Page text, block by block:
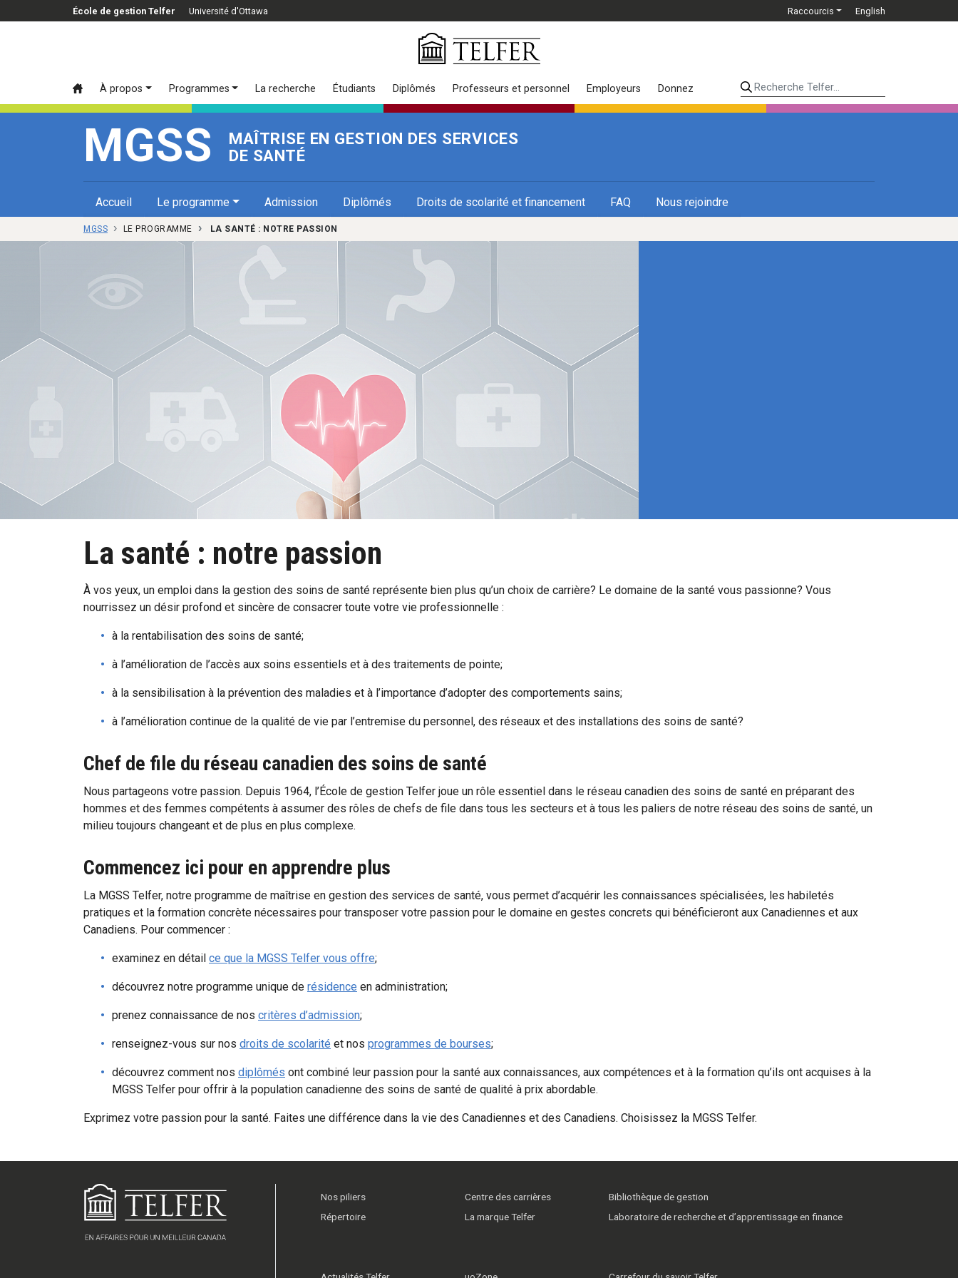
Passer au contenu principal
École de gestion Telfer Université d'Ottawa Raccourcis English
À propos Programmes La recherche Étudiants Diplômés Professeurs et personnel Employeurs DonnezRecherche Telfer...
MGSS
MAÎTRISE EN GESTION DES SERVICES
DE SANTÉ
Accueil Le programme Admission Diplômés Droits de scolarité et financement FAQ Nous rejoindre
MGSS LE PROGRAMME LA SANTÉ : NOTRE PASSION
La santé : notre passion
À vos yeux, un emploi dans la gestion des soins de santé représente bien plus qu’un choix de carrière? Le domaine de la santé vous passionne? Vous
nourrissez un désir profond et sincère de consacrer toute votre vie professionnelle :
à la rentabilisation des soins de santé;
à l’amélioration de l’accès aux soins essentiels et à des traitements de pointe;
à la sensibilisation à la prévention des maladies et à l’importance d’adopter des comportements sains;
à l’amélioration continue de la qualité de vie par l’entremise du personnel, des réseaux et des installations des soins de santé?
Chef de file du réseau canadien des soins de santé
Nous partageons votre passion. Depuis 1964, l’École de gestion Telfer joue un rôle essentiel dans le réseau canadien des soins de santé en préparant des
hommes et des femmes compétents à assumer des rôles de chefs de file dans tous les secteurs et à tous les paliers de notre réseau des soins de santé, un
milieu toujours changeant et de plus en plus complexe.
Commencez ici pour en apprendre plus
La MGSS Telfer, notre programme de maîtrise en gestion des services de santé, vous permet d’acquérir les connaissances spécialisées, les habiletés
pratiques et la formation concrète nécessaires pour transposer votre passion pour le domaine en gestes concrets qui bénéficieront aux Canadiennes et aux
Canadiens. Pour commencer :
examinez en détail ce que la MGSS Telfer vous offre;
découvrez notre programme unique de résidence en administration;
prenez connaissance de nos critères d’admission;
renseignez-vous sur nos droits de scolarité et nos programmes de bourses;
découvrez comment nos diplômés ont combiné leur passion pour la santé aux connaissances, aux compétences et à la formation qu’ils ont acquises à la
MGSS Telfer pour offrir à la population canadienne des soins de santé de qualité à prix abordable.
Exprimez votre passion pour la santé. Faites une différence dans la vie des Canadiennes et des Canadiens. Choisissez la MGSS Telfer.
Nos piliers
Répertoire
Centre des carrières
La marque Telfer
Bibliothèque de gestion
Laboratoire de recherche et d’apprentissage en finance